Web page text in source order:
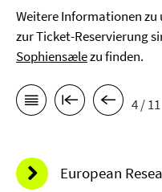
Weitere Informationen
zur Ticket-Reservierung
Sophiensælezu finden.
4 / 11
European